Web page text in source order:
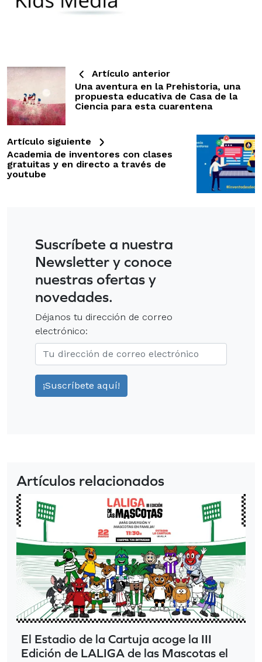
Artículo anterior
Una aventura en la Prehistoria, una
propuesta educativa de Casa de la
Ciencia para esta cuarentena
Artículo siguiente
Academia de inventores con clases
gratuitas y en directo a través de
youtube
Suscríbete a nuestra
Newsletter y conoce
nuestras ofertas y
novedades.
Déjanos tu dirección de correo
electrónico:
Artículos relacionados
El Estadio de la Cartuja acoge la III
Edición de LALIGA de las Mascotas el